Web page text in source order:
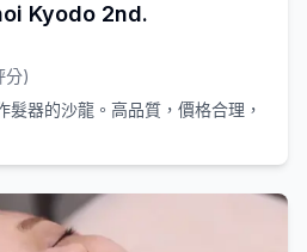
Kyodo 2nd.
分)
髮器的沙龍。高品質，價格合理，